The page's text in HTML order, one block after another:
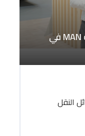
جيوشي تستضيف قيادة شركة MAN في
النقل